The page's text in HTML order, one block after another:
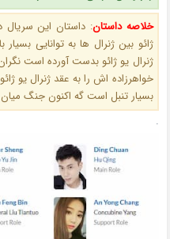
خلاصه داستان: داستان این
ژائو بین ژنرال ها به توانایی
ژنرال یو ژائو بدست آورده است
خواهرزاده اش را به عقد ژنرال یو
بسیار تنبل است گه اکنون جنگ
.